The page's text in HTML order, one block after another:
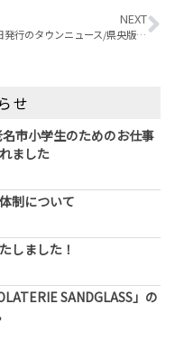
NEXT
7月2日発行のタウンニュース/県央版にて、当社のSDGs活動が紹介されました。
せ
市小学生のためのお仕事
ました
制について
しました！
SANDGLASS」の